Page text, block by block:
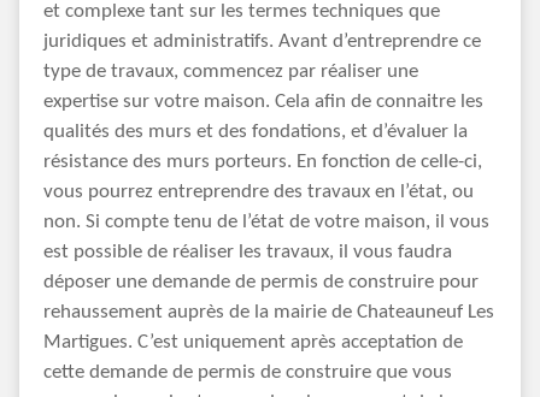
et complexe tant sur les termes techniques que
juridiques et administratifs. Avant d’entreprendre ce
type de travaux, commencez par réaliser une
expertise sur votre maison. Cela afin de connaitre les
qualités des murs et des fondations, et d’évaluer la
résistance des murs porteurs. En fonction de celle-ci,
vous pourrez entreprendre des travaux en l’état, ou
non. Si compte tenu de l’état de votre maison, il vous
est possible de réaliser les travaux, il vous faudra
déposer une demande de permis de construire pour
rehaussement auprès de la mairie de Chateauneuf Les
Martigues. C’est uniquement après acceptation de
cette demande de permis de construire que vous